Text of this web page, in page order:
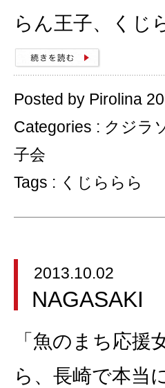
らん王子、くじ
Posted by Pirolina
Categories : クジラ
子会
Tags : くじららら
2013.10.02
NAGASAKI
「魚のまち応援
ら、長崎で本当